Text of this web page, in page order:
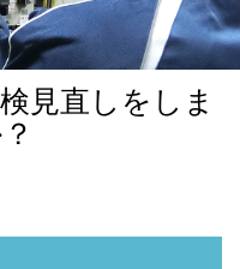
見直しをしま